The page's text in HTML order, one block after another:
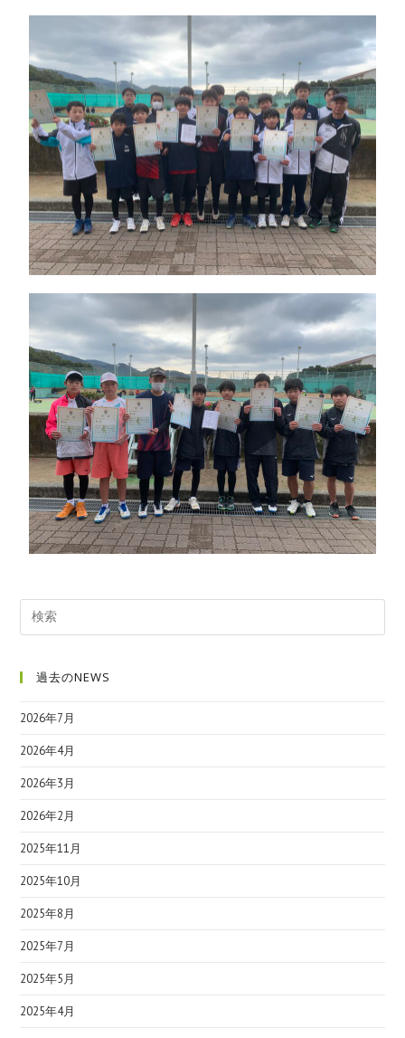
過去のNEWS
2026年7月
2026年4月
2026年3月
2026年2月
2025年11月
2025年10月
2025年8月
2025年7月
2025年5月
2025年4月